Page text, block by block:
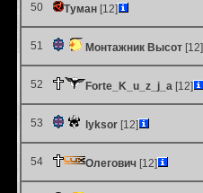
50 Туман [12]
51 Монтажник Высот [12]
52 Forte_K_u_z_j_a [12]
53 lyksor [12]
54 Олегович [12]